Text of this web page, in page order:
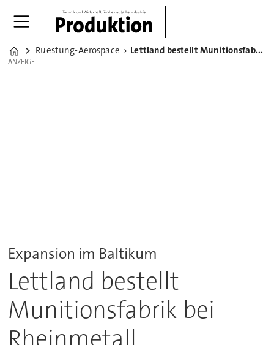
Home
Ruestung-Aerospace Lettland bestellt Munitionsfabrik bei Rheinmetall
ANZEIGE
ANZEIGE
Expansion im Baltikum
Lettland bestellt
Munitionsfabrik bei